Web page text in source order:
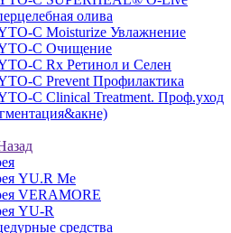
олива
C Moisturize Увлажнение
C Очищение
C Rx Ретинол и Селен
C Prevent Профилактика
C Clinical Treatment. Проф.уход
YU.R Me
VERAMORE
YU-R
средства